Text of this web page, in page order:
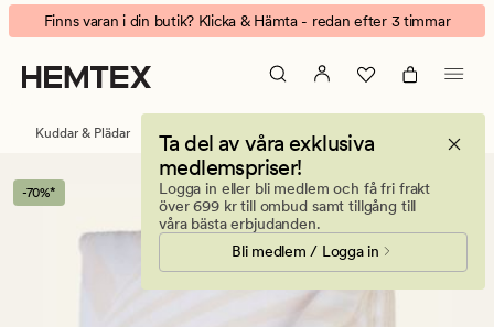
Jamie
pläd
beige
Animerad
banner.
Klicka
på
att
pausa.
Finns varan i din butik? Klicka & Hämta - redan efter 3 timmar
Ta del av våra exklusiva
medlemspriser!
Logga in eller bli medlem och få fri frakt
över 699 kr till ombud samt tillgång till
våra bästa erbjudanden.
Bli medlem / Logga in
Kuddar & Plädar Plädar
-70%*